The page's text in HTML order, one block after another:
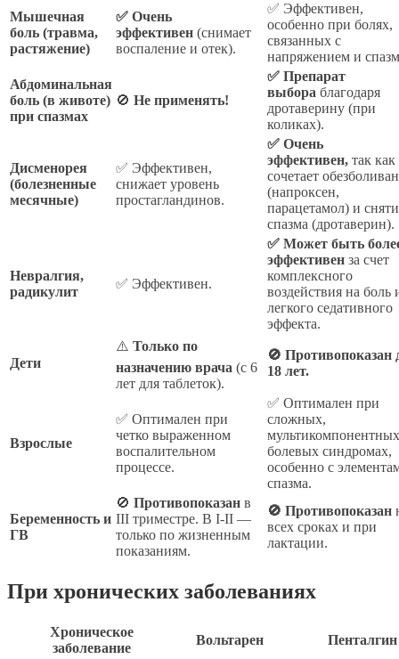
Мышечная
боль (травма,
растяжение)
✅ Очень
эффективен (снимает
воспаление и отек).
✅ Эффективен,
особенно при болях,
связанных с
напряжением и
Абдоминальная
боль (в животе)
при спазмах
🚫 Не применять!
✅ Препарат
выбора благодаря
дротаверину (при
коликах).
Дисменорея
(болезненные
месячные)
✅ Эффективен,
снижает уровень
простагландинов.
✅ Очень
эффективен, так как
сочетает
(напроксен,
парацетамол) и
спазма (дротаверин).
Невралгия,
радикулит
✅ Эффективен.
✅ Может быть
эффективен за счет
комплексного
воздействия на боль
легкого седативного
эффекта.
Дети
⚠️ Только по
назначению врача (с 6
лет для таблеток).
🚫 Противопоказан
18 лет.
Взрослые
✅ Оптимален при
четко выраженном
воспалительном
процессе.
✅ Оптимален при
сложных,
мультикомпонентных
болевых синдромах,
особенно с
спазма.
Беременность и
ГВ
🚫 Противопоказан в
III триместре. В I-II —
только по жизненным
показаниям.
🚫 Противопоказан
всех сроках и при
лактации.
При хронических заболеваниях
Хроническое
заболевание
Вольтарен Пенталгин